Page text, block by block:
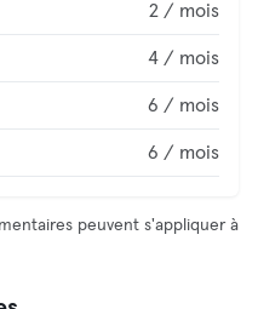
2 / mois
4 / mois
6 / mois
6 / mois
peuvent s'appliquer à